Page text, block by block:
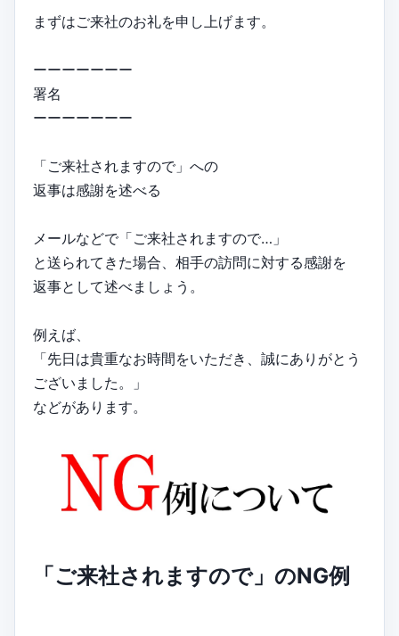
まずはご来社のお礼を申し上げます。
ーーーーーーー
署名
ーーーーーーー
「ご来社されますので」への
返事は感謝を述べる
メールなどで「ご来社されますので…」
と送られてきた場合、相手の訪問に対する感謝を
返事として述べましょう。
例えば、
「先日は貴重なお時間をいただき、誠にありがとう
ございました。」
などがあります。
「ご来社されますので」のNG例